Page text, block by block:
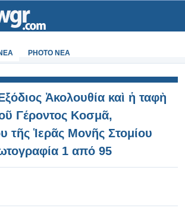
PHOTO NEA
Ἀκολουθία καὶ ἡ ταφὴ
Γέροντος Κοσμᾶ,
τῆς Ἱερᾶς Μονῆς Στομίου
1 από 95